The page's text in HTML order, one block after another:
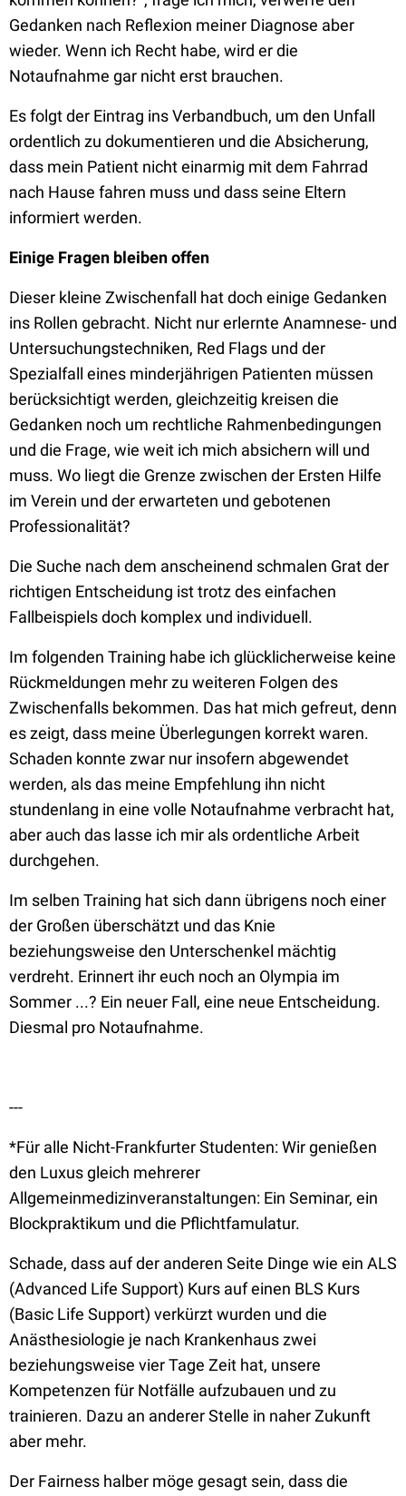
Gedanken nach Reflexion meiner Diagnose aber
wieder. Wenn ich Recht habe, wird er die
Notaufnahme gar nicht erst brauchen.
Es folgt der Eintrag ins Verbandbuch, um den Unfall
ordentlich zu dokumentieren und die Absicherung,
dass mein Patient nicht einarmig mit dem Fahrrad
nach Hause fahren muss und dass seine Eltern
informiert werden.
Einige Fragen bleiben offen
Dieser kleine Zwischenfall hat doch einige Gedanken
ins Rollen gebracht. Nicht nur erlernte Anamnese- und
Untersuchungstechniken, Red Flags und der
Spezialfall eines minderjährigen Patienten müssen
berücksichtigt werden, gleichzeitig kreisen die
Gedanken noch um rechtliche Rahmenbedingungen
und die Frage, wie weit ich mich absichern will und
muss. Wo liegt die Grenze zwischen der Ersten Hilfe
im Verein und der erwarteten und gebotenen
Professionalität?
Die Suche nach dem anscheinend schmalen Grat der
richtigen Entscheidung ist trotz des einfachen
Fallbeispiels doch komplex und individuell.
Im folgenden Training habe ich glücklicherweise keine
Rückmeldungen mehr zu weiteren Folgen des
Zwischenfalls bekommen. Das hat mich gefreut, denn
es zeigt, dass meine Überlegungen korrekt waren.
Schaden konnte zwar nur insofern abgewendet
werden, als das meine Empfehlung ihn nicht
stundenlang in eine volle Notaufnahme verbracht hat,
aber auch das lasse ich mir als ordentliche Arbeit
durchgehen.
Im selben Training hat sich dann übrigens noch einer
der Großen überschätzt und das Knie
beziehungsweise den Unterschenkel mächtig
verdreht. Erinnert ihr euch noch an Olympia im
Sommer ...? Ein neuer Fall, eine neue Entscheidung.
Diesmal pro Notaufnahme.
---
*Für alle Nicht-Frankfurter Studenten: Wir genießen
den Luxus gleich mehrerer
Allgemeinmedizinveranstaltungen: Ein Seminar, ein
Blockpraktikum und die Pflichtfamulatur.
Schade, dass auf der anderen Seite Dinge wie ein ALS
(Advanced Life Support) Kurs auf einen BLS Kurs
(Basic Life Support) verkürzt wurden und die
Anästhesiologie je nach Krankenhaus zwei
beziehungsweise vier Tage Zeit hat, unsere
Kompetenzen für Notfälle aufzubauen und zu
trainieren. Dazu an anderer Stelle in naher Zukunft
aber mehr.
Der Fairness halber möge gesagt sein, dass die